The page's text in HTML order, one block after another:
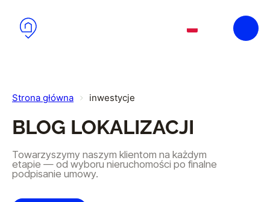
Strona główna inwestycje
BLOG LOKALIZACJI
Towarzyszymy naszym klientom na każdym
etapie — od wyboru nieruchomości po finalne
podpisanie umowy.